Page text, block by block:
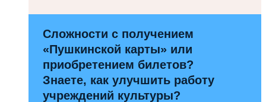
Сложности с получением
«Пушкинской карты» или
приобретением билетов?
Знаете, как улучшить работу
учреждений культуры?